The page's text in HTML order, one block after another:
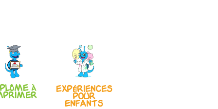
à
Expériences
pour
enfants